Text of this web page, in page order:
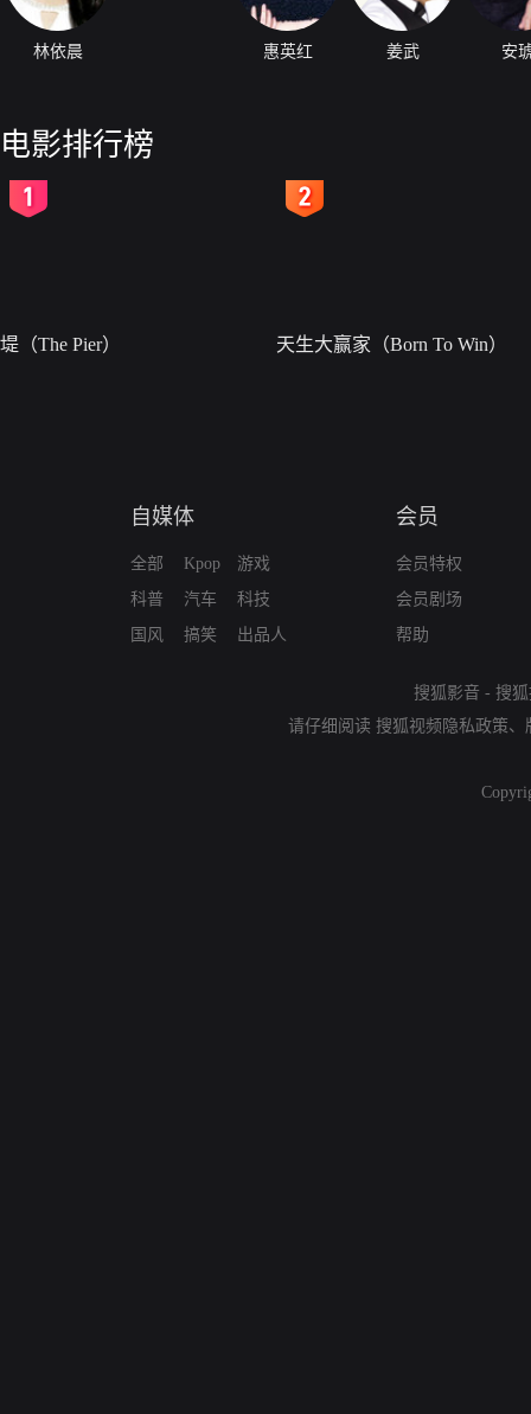
林依晨 惠英红 姜武 安
电影排行榜
堤（The Pier） 天生大赢家（Born To Win）
自媒体
全部
科普
国风
Kpop
汽车
搞笑
游戏
科技
出品人
会员
会员特权
会员剧场
帮助
搜狐影音 - 搜
请仔细阅读 搜狐视频隐私政策、